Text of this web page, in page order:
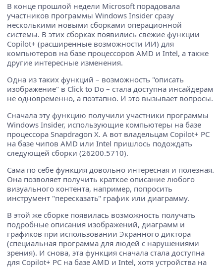
В конце прошлой недели Microsoft порадовала
участников программы Windows Insider сразу
несколькими новыми сборками операционной
системы. В этих сборках появились свежие функции
Copilot+ (расширенные возможности ИИ) для
компьютеров на базе процессоров AMD и Intel, а также
другие интересные изменения.
Одна из таких функций – возможность "описать
изображение" в Click to Do – стала доступна инсайдерам
не одновременно, а поэтапно. И это вызывает вопросы.
Сначала эту функцию получили участники программы
Windows Insider, использующие компьютеры на базе
процессора Snapdragon X. А вот владельцам Copilot+ PC
на базе чипов AMD или Intel пришлось подождать
следующей сборки (26200.5710).
Сама по себе функция довольно интересная и полезная.
Она позволяет получить краткое описание любого
визуального контента, например, попросить
инструмент "пересказать" график или диаграмму.
В этой же сборке появилась возможность получать
подробные описания изображений, диаграмм и
графиков при использовании Экранного диктора
(специальная программа для людей с нарушениями
зрения). И снова, эта функция сначала стала доступна
для Copilot+ PC на базе AMD и Intel, хотя устройства на